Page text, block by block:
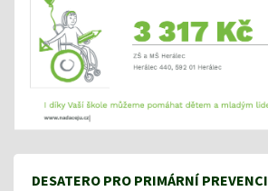
DESATERO PRO PRIMÁRNÍ PREVENCI